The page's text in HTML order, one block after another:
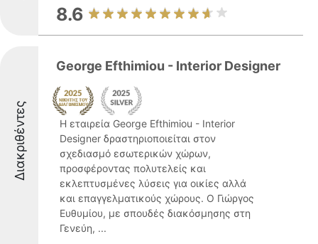
8.6
Διακριθέντες
George Efthimiou - Interior Designer
Η εταιρεία George Efthimiou - Interior
Designer δραστηριοποιείται στον
σχεδιασμό εσωτερικών χώρων,
προσφέροντας πολυτελείς και
εκλεπτυσμένες λύσεις για οικίες αλλά
και επαγγελματικούς χώρους. Ο Γιώργος
Ευθυμίου, με σπουδές διακόσμησης στη
Γενεύη, ...